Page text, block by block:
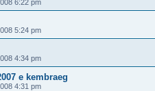
6:22 pm
5:24 pm
4:34 pm
e kembraeg
4:31 pm